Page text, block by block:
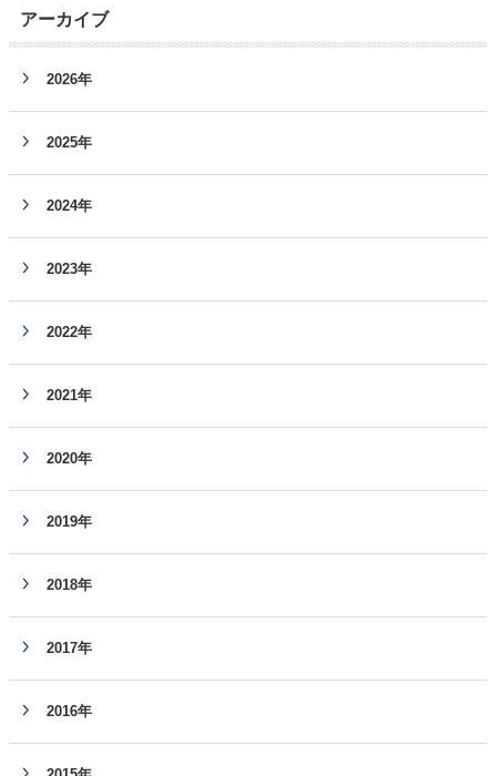
アーカイブ
2026年
2025年
2024年
2023年
2022年
2021年
2020年
2019年
2018年
2017年
2016年